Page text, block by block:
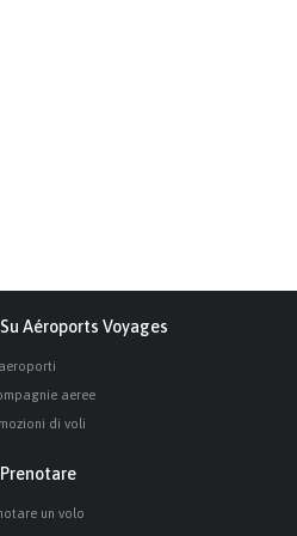
Su Aéroports Voyages
aeree
di voli
Prenotare
un volo